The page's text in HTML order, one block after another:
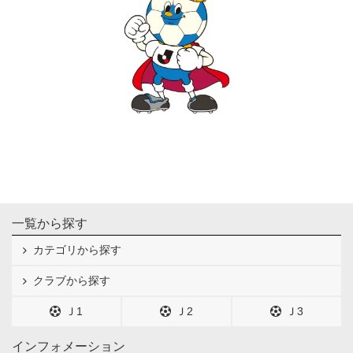
一覧から探す
カテゴリから探す
クラブから探す
Ｊ1 Ｊ2 Ｊ3
インフォメーション